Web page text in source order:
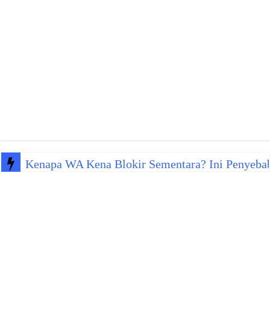
Kenapa WA Kena Blokir Sementara? Ini